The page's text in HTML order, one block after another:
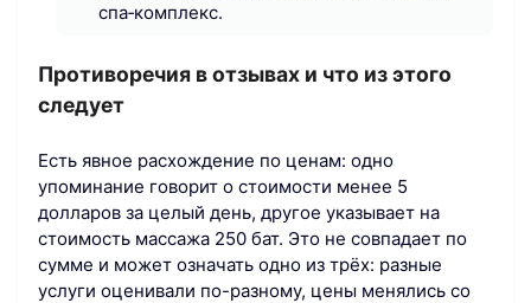
спа‑комплекс.
Противоречия в отзывах и что из этого
следует
Есть явное расхождение по ценам: одно
упоминание говорит о стоимости менее 5
долларов за целый день, другое указывает на
стоимость массажа 250 бат. Это не совпадает по
сумме и может означать одно из трёх: разные
услуги оценивали по-разному, цены менялись со